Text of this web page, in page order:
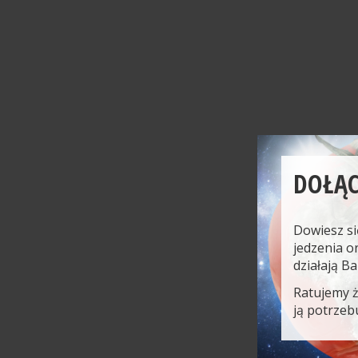
Dowiesz
jedzenia
działają
Ratujemy
ją